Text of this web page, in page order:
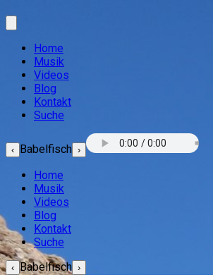
Home
Musik
Videos
Blog
Kontakt
Suche
‹ Babelfisch ›
Home
Musik
Videos
Blog
Kontakt
Suche
‹ Babelfisch ›